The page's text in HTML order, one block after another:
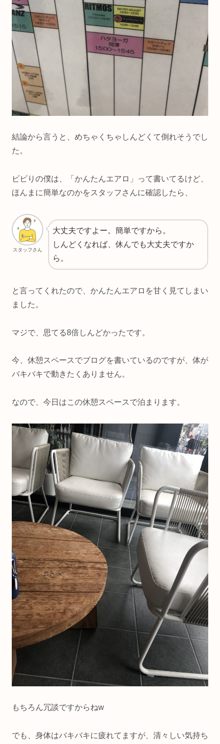
結論から言うと、めちゃくちゃしんどくて倒れそうでし
た。
ビビりの僕は、「かんたんエアロ」って書いてるけど、
ほんまに簡単なのかをスタッフさんに確認したら、
スタッフさん
大丈夫ですよー。簡単ですから。
しんどくなれば、休んでも大丈夫ですか
ら。
と言ってくれたので、かんたんエアロを甘く見てしまい
ました。
マジで、思てる8倍しんどかったです。
今、休憩スペースでブログを書いているのですが、体が
バキバキで動きたくありません。
なので、今日はこの休憩スペースで泊まります。
もちろん冗談ですからねw
でも、身体はバキバキに疲れてますが、清々しい気持ち